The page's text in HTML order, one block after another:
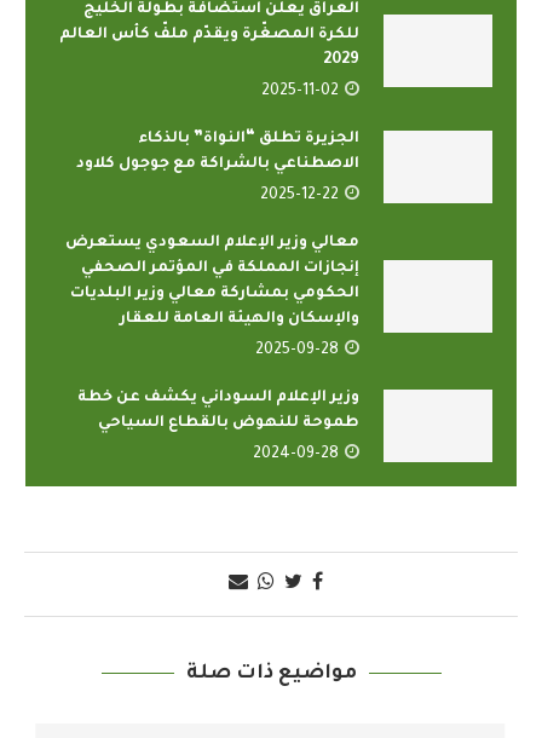
العراق يعلن استضافة بطولة الخليج
للكرة المصغّرة ويقدّم ملفّ كأس العالم
2029
2025-11-02
الجزيرة تطلق “النواة” بالذكاء
الاصطناعي بالشراكة مع جوجول كلاود
2025-12-22
معالي وزير الإعلام السعودي يستعرض
إنجازات المملكة في المؤتمر الصحفي
الحكومي بمشاركة معالي وزير البلديات
والإسكان والهيئة العامة للعقار
2025-09-28
وزير الإعلام السوداني يكشف عن خطة
طموحة للنهوض بالقطاع السياحي
2024-09-28
مواضيع ذات صلة